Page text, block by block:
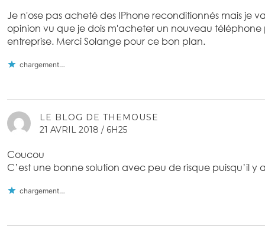
Je n'ose pas acheté des IPhone reconditionnés mais je
opinion vu que je dois m'acheter un nouveau
entreprise. Merci Solange pour ce bon plan.
chargement…
LE BLOG DE THEMOUSE
21 AVRIL 2018 / 6H25
Coucou
C’est une bonne solution avec peu de risque puisqu’il y
chargement…